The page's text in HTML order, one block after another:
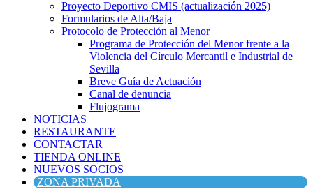
Proyecto Deportivo CMIS (actualización 2025)
Formularios de Alta/Baja
Protocolo de Protección al Menor
Programa de Protección del Menor frente a la
Violencia del Círculo Mercantil e Industrial de
Sevilla
Breve Guía de Actuación
Canal de denuncia
Flujograma
NOTICIAS
RESTAURANTE
CONTACTAR
TIENDA ONLINE
NUEVOS SOCIOS
ZONA PRIVADA